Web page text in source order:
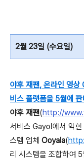
2월 23일 (수요일)
야후 재팬, 온라인 영
비스 플랫폼을 5월에 판
야후 재팬(http://
서비스 Gayo!에서 익힌
스템 업체 Ooyala(
리 시스템을 조합하여